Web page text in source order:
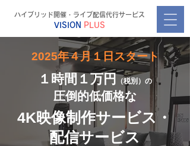
ハイブリッド開催・ライブ配信代行サービス
VISION PLUS
2025年４月１日スタート
１時間１万円 （税別）の
​圧倒的低価格な
4K映像制作サービス・
配信サービス